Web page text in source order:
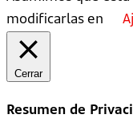
modificarlas en
Cerrar
Resumen de